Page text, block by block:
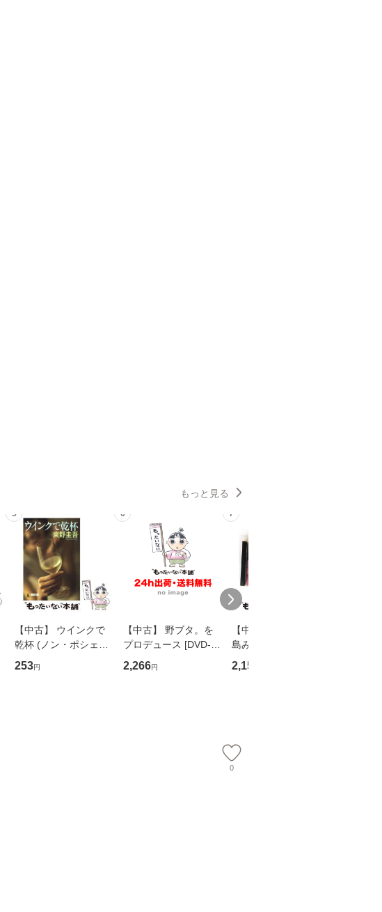
もっと見る
5
【中古】 ウインクで
乾杯 (ノン・ポシェッ
ト) / 東野圭吾 / 祥伝
社 [文庫]【メール便送
253円
6
【中古】 野ブタ。を
プロデュース [DVD-B
OX] / バップ [DVD]
【メール便送料無料】
2,266円
7
【中古】 寒水魚 / 中
島みゆき / [CD]【メー
ル便送料無料】
2,150
0